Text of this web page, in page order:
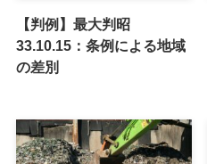
【判例】最大判昭
33.10.15：条例による地域
の差別